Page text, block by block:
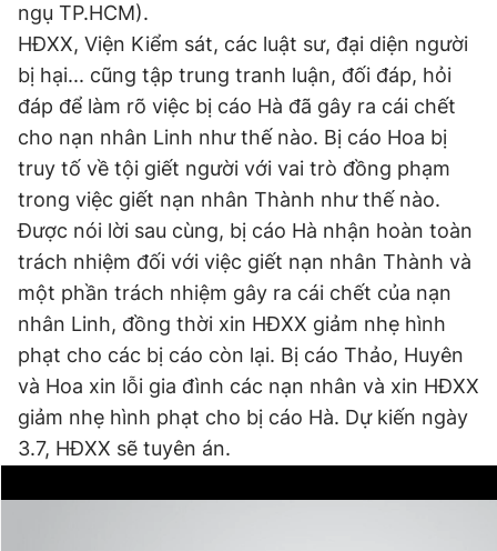
ngụ TP.HCM).
HĐXX, Viện Kiểm sát, các luật sư, đại diện người
bị hại... cũng tập trung tranh luận, đối đáp, hỏi
đáp để làm rõ việc bị cáo Hà đã gây ra cái chết
cho nạn nhân Linh như thế nào. Bị cáo Hoa bị
truy tố về tội giết người với vai trò đồng phạm
trong việc giết nạn nhân Thành như thế nào.
Được nói lời sau cùng, bị cáo Hà nhận hoàn toàn
trách nhiệm đối với việc giết nạn nhân Thành và
một phần trách nhiệm gây ra cái chết của nạn
nhân Linh, đồng thời xin HĐXX giảm nhẹ hình
phạt cho các bị cáo còn lại. Bị cáo Thảo, Huyên
và Hoa xin lỗi gia đình các nạn nhân và xin HĐXX
giảm nhẹ hình phạt cho bị cáo Hà. Dự kiến ngày
3.7, HĐXX sẽ tuyên án.